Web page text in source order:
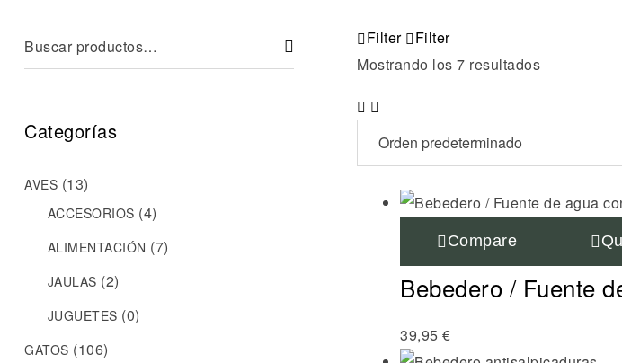
Filter
Filter
Mostrando los 7 resultados
Compare
Bebedero / Fuente
39,95 €
Categorías
AVES (13)
ACCESORIOS (4)
ALIMENTACIÓN (7)
JAULAS (2)
JUGUETES (0)
GATOS (106)